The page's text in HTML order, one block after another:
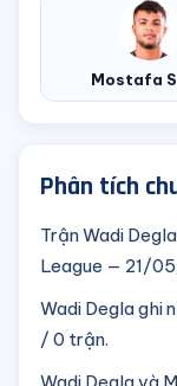
Mostafa
Phân tích
Trận Wadi
League — 21/
Wadi Degla ghi
/ 0 trận.